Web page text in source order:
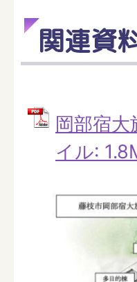
関連資
岡部宿
イル: